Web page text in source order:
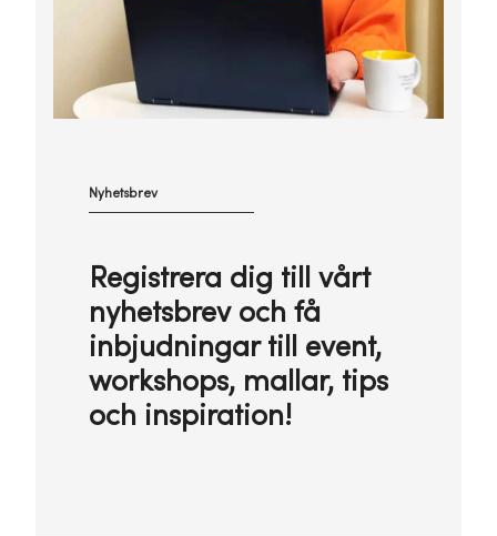
Nyhetsbrev
Registrera dig till vårt
nyhetsbrev och få
inbjudningar till event,
workshops, mallar, tips
och inspiration!